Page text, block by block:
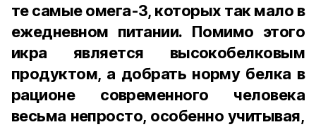
те самые омега-3, которых так мало в
ежедневном питании. Помимо этого
икра является высокобелковым
продуктом, а добрать норму белка в
рационе современного человека
весьма непросто, особенно учитывая,